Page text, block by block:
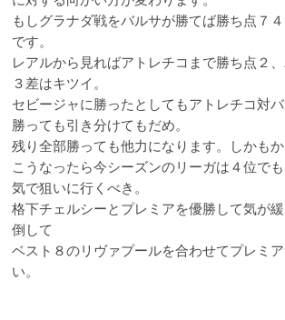
もしグラナダ戦をバルサが勝てば勝ち点７
です。
レアルから見ればアトレチコまで勝ち点２
３差はキツイ。
セビージャに勝ったとしてもアトレチコ対
勝っても引き分けてもだめ。
残り全部勝っても他力になります。しかもか
こうなったら今シーズンのリーガは４位で
気で狙いに行くべき。
格下チェルシーとプレミアを優勝して気が
倒して
ベスト８のリヴァプールを合わせてプレミ
い。